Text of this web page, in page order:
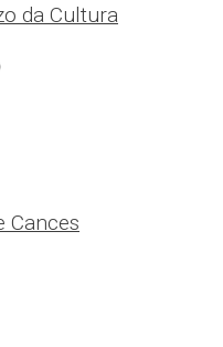
da Cultura
Cances